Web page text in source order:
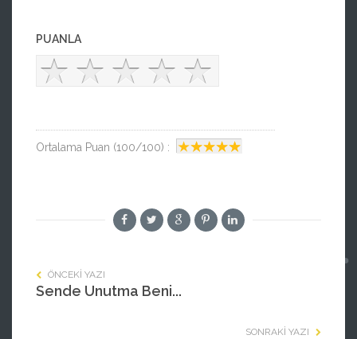
PUANLA
Ortalama Puan (100/100) :
ÖNCEKI YAZI
Sende Unutma Beni...
SONRAKI YAZI